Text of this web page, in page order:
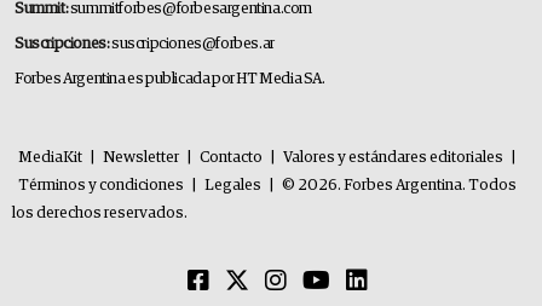
Summit:summitforbes@forbesargentina.com
Suscripciones:suscripciones@forbes.ar
Forbes Argentina es publicada por HT Media SA.
MediaKit Newsletter Contacto Valores y estándares editoriales
Términos y condiciones
Legales
© 2026. Forbes Argentina. Todos
los derechos reservados.